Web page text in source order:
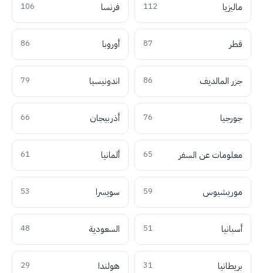
ماليزيا 112 فرنسا 106
قطر 87 أوروبا 86
جزر المالديف 86 اندونيسيا 79
جورجيا 76 أذربيجان 66
معلومات عن السفر 65 ألمانيا 61
موريشيوس 59 سويسرا 53
أسبانيا 51 السعودية 48
بريطانيا 31 هولندا 29